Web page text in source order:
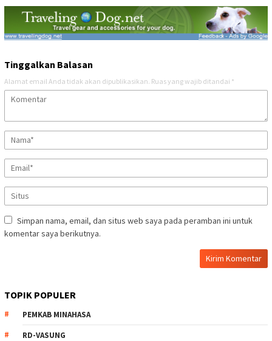
Tinggalkan Balasan
Alamat email Anda tidak akan dipublikasikan. Ruas yang wajib ditandai *
Simpan nama, email, dan situs web saya pada peramban ini untuk
komentar saya berikutnya.
TOPIK POPULER
PEMKAB MINAHASA
RD-VASUNG